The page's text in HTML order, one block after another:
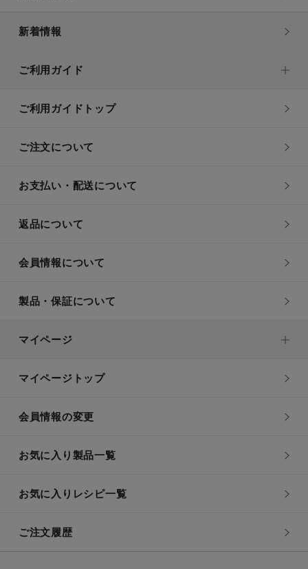
新着情報
ご利用ガイド
ご利用ガイドトップ
ご注文について
お支払い・配送について
返品について
会員情報について
製品・保証について
マイページ
マイページトップ
会員情報の変更
お気に入り製品一覧
お気に入りレシピ一覧
ご注文履歴